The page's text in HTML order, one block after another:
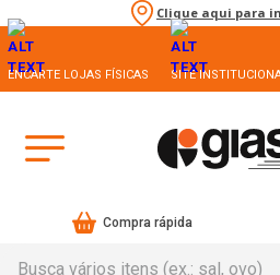
Clique aqui para
ENCARTE LOJAS FÍSICAS SITE
Compra rápida